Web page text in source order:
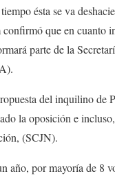
ésta se va
confirmó que en cuanto
parte de la
del inquilino de
la oposición e
(SCJN).
año, por mayoría de 8